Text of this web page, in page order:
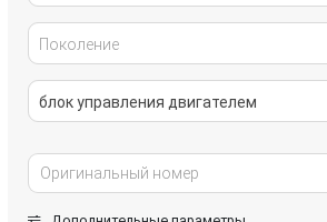
Поколение
блок управления двигателем